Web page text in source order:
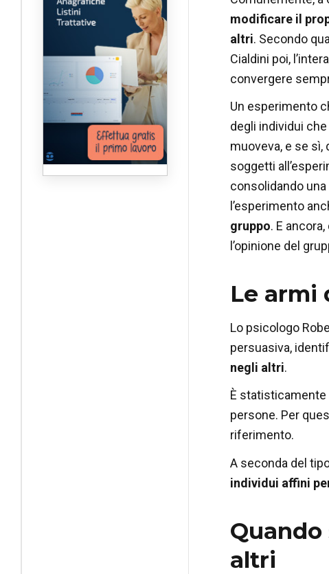
modificare il
altri. Secondo
Cialdini poi,
convergere
Un esperimento
degli individui
muoveva, e se
soggetti
consolidando una
l’esperimento
gruppo. E
l’opinione del
Le armi
Lo psicologo
persuasiva,
negli altri.
È statisticamente
persone. Per
riferimento.
A seconda del
individui affini
altri